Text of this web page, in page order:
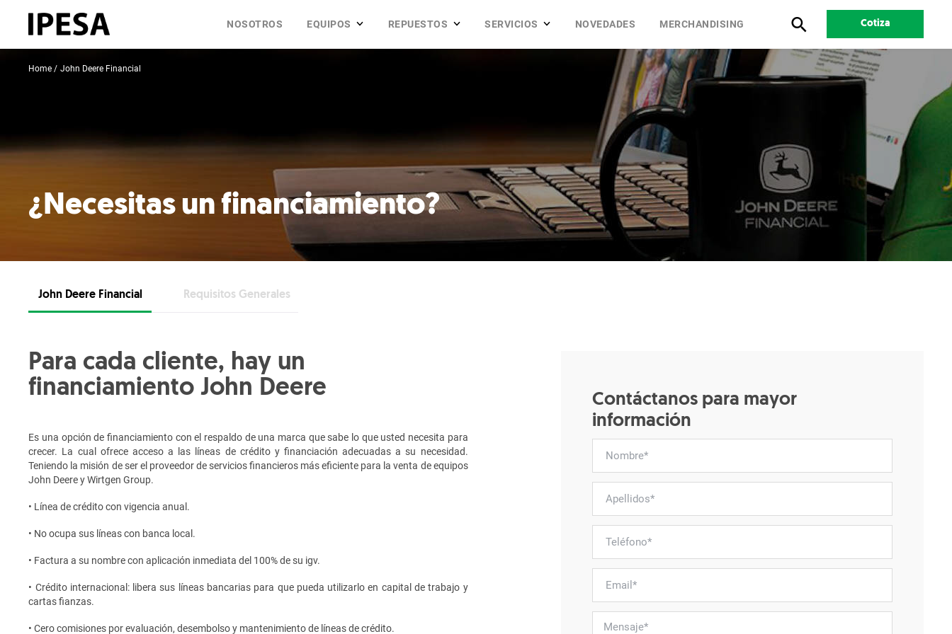
NOSOTROS EQUIPOS REPUESTOS SERVICIOS NOVEDADES MERCHANDISING Cotiza
Home John Deere Financial
¿Necesitas un financiamiento?
John Deere Financial Requisitos Generales
Para cada cliente, hay un
financiamiento John Deere
Es una opción de financiamiento con el respaldo de una marca que sabe lo que usted necesita para
crecer. La cual ofrece acceso a las líneas de crédito y financiación adecuadas a su necesidad.
Teniendo la misión de ser el proveedor de servicios financieros más eficiente para la venta de equipos
John Deere y Wirtgen Group.
• Línea de crédito con vigencia anual.
• No ocupa sus líneas con banca local.
• Factura a su nombre con aplicación inmediata del 100% de su igv.
• Crédito internacional: libera sus líneas bancarias para que pueda utilizarlo en capital de trabajo y
cartas fianzas.
• Cero comisiones por evaluación, desembolso y mantenimiento de líneas de crédito.
Contáctanos para mayor
información